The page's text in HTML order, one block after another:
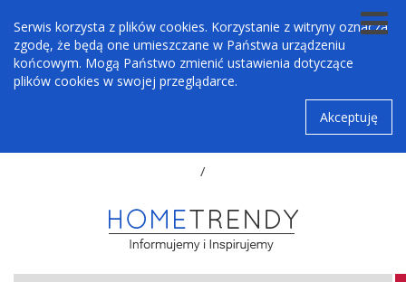
Serwis korzysta z plików cookies. Korzystanie z witryny oznacza
zgodę, że będą one umieszczane w Państwa urządzeniu
końcowym. Mogą Państwo zmienić ustawienia dotyczące
plików cookies w swojej przeglądarce.
Akceptuję
/